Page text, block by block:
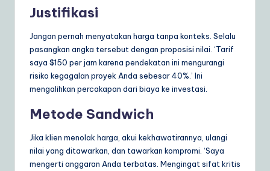
Justifikasi
Jangan pernah menyatakan harga tanpa konteks. Selalu
pasangkan angka tersebut dengan proposisi nilai. ‘Tarif
saya $150 per jam karena pendekatan ini mengurangi
risiko kegagalan proyek Anda sebesar 40%.’ Ini
mengalihkan percakapan dari biaya ke investasi.
Metode Sandwich
Jika klien menolak harga, akui kekhawatirannya, ulangi
nilai yang ditawarkan, dan tawarkan kompromi. ‘Saya
mengerti anggaran Anda terbatas. Mengingat sifat kritis